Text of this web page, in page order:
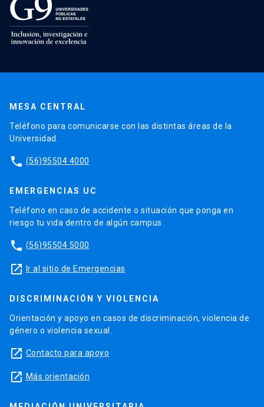
MESA CENTRAL
Teléfono para comunicarse con las distintas áreas de la
Universidad.
phone (56)95504 4000
EMERGENCIAS UC
Teléfono en caso de accidente o situación que ponga en
riesgo tu vida dentro de algún campus.
phone (56)95504 5000
launch Ir al sitio de Emergencias
DISCRIMINACIÓN Y VIOLENCIA
Orientación y apoyo en casos de discriminación, violencia de
género o violencia sexual.
launch Contacto para apoyo
launch Más orientación